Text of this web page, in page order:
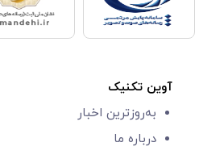
آوین تکنیک
به‌روزترین اخبار
درباره ما